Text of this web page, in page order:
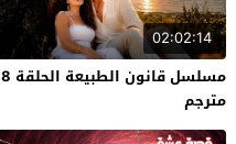
02:02:14
مسلسل قانون الطبيعة الحلقة 8
مترجم